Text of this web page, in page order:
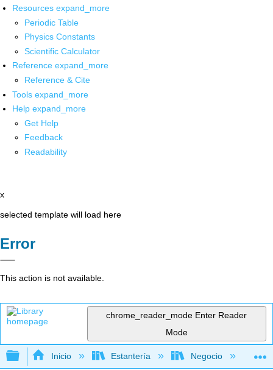
Resources expand_more
Periodic Table
Physics Constants
Scientific Calculator
Reference expand_more
Reference & Cite
Tools expand_more
Help expand_more
Get Help
Feedback
Readability
x
selected template will load here
Error
This action is not available.
chrome_reader_mode Enter Reader
Mode
Expandir/contraer jerarquía global
Inicio Estantería Negocio